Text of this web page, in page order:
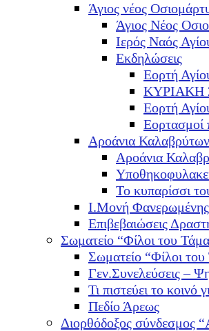
Άγιος νέος
Άγιος Νέος
Ιερός Ναός
Εκδηλώσεις
Εορτή
ΚΥΡΙΑΚΗ
Εορτή
Εορτασμοί
Αροάνια Καλαβρύτων
Αροάνια
Το κυπαρίσσι
Ι.Μονή
Επιβεβαιώσεις
Σωματείο “Φίλοι του
Σωματείο “Φίλοι
Γεν.Συνελεύσεις –
Τι πιστεύει το
Πεδίο Άρεως
Διορθόδοξος σύνδεσμος